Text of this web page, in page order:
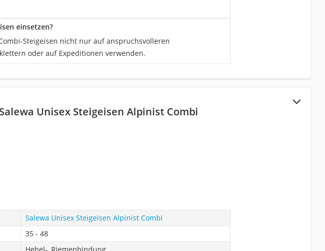
einsetzen?
Steigeisen nicht nur auf anspruchsvolleren
oder auf Expeditionen verwenden.
Salewa Unisex Steigeisen Alpinist Combi
Salewa Unisex Steigeisen Alpinist Combi
35 - 48